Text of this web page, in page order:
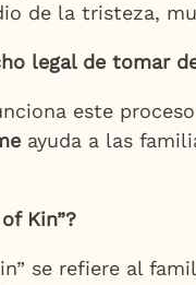
de la tristeza,
legal de tomar
este
ayuda a las
Kin”?
se refiere al